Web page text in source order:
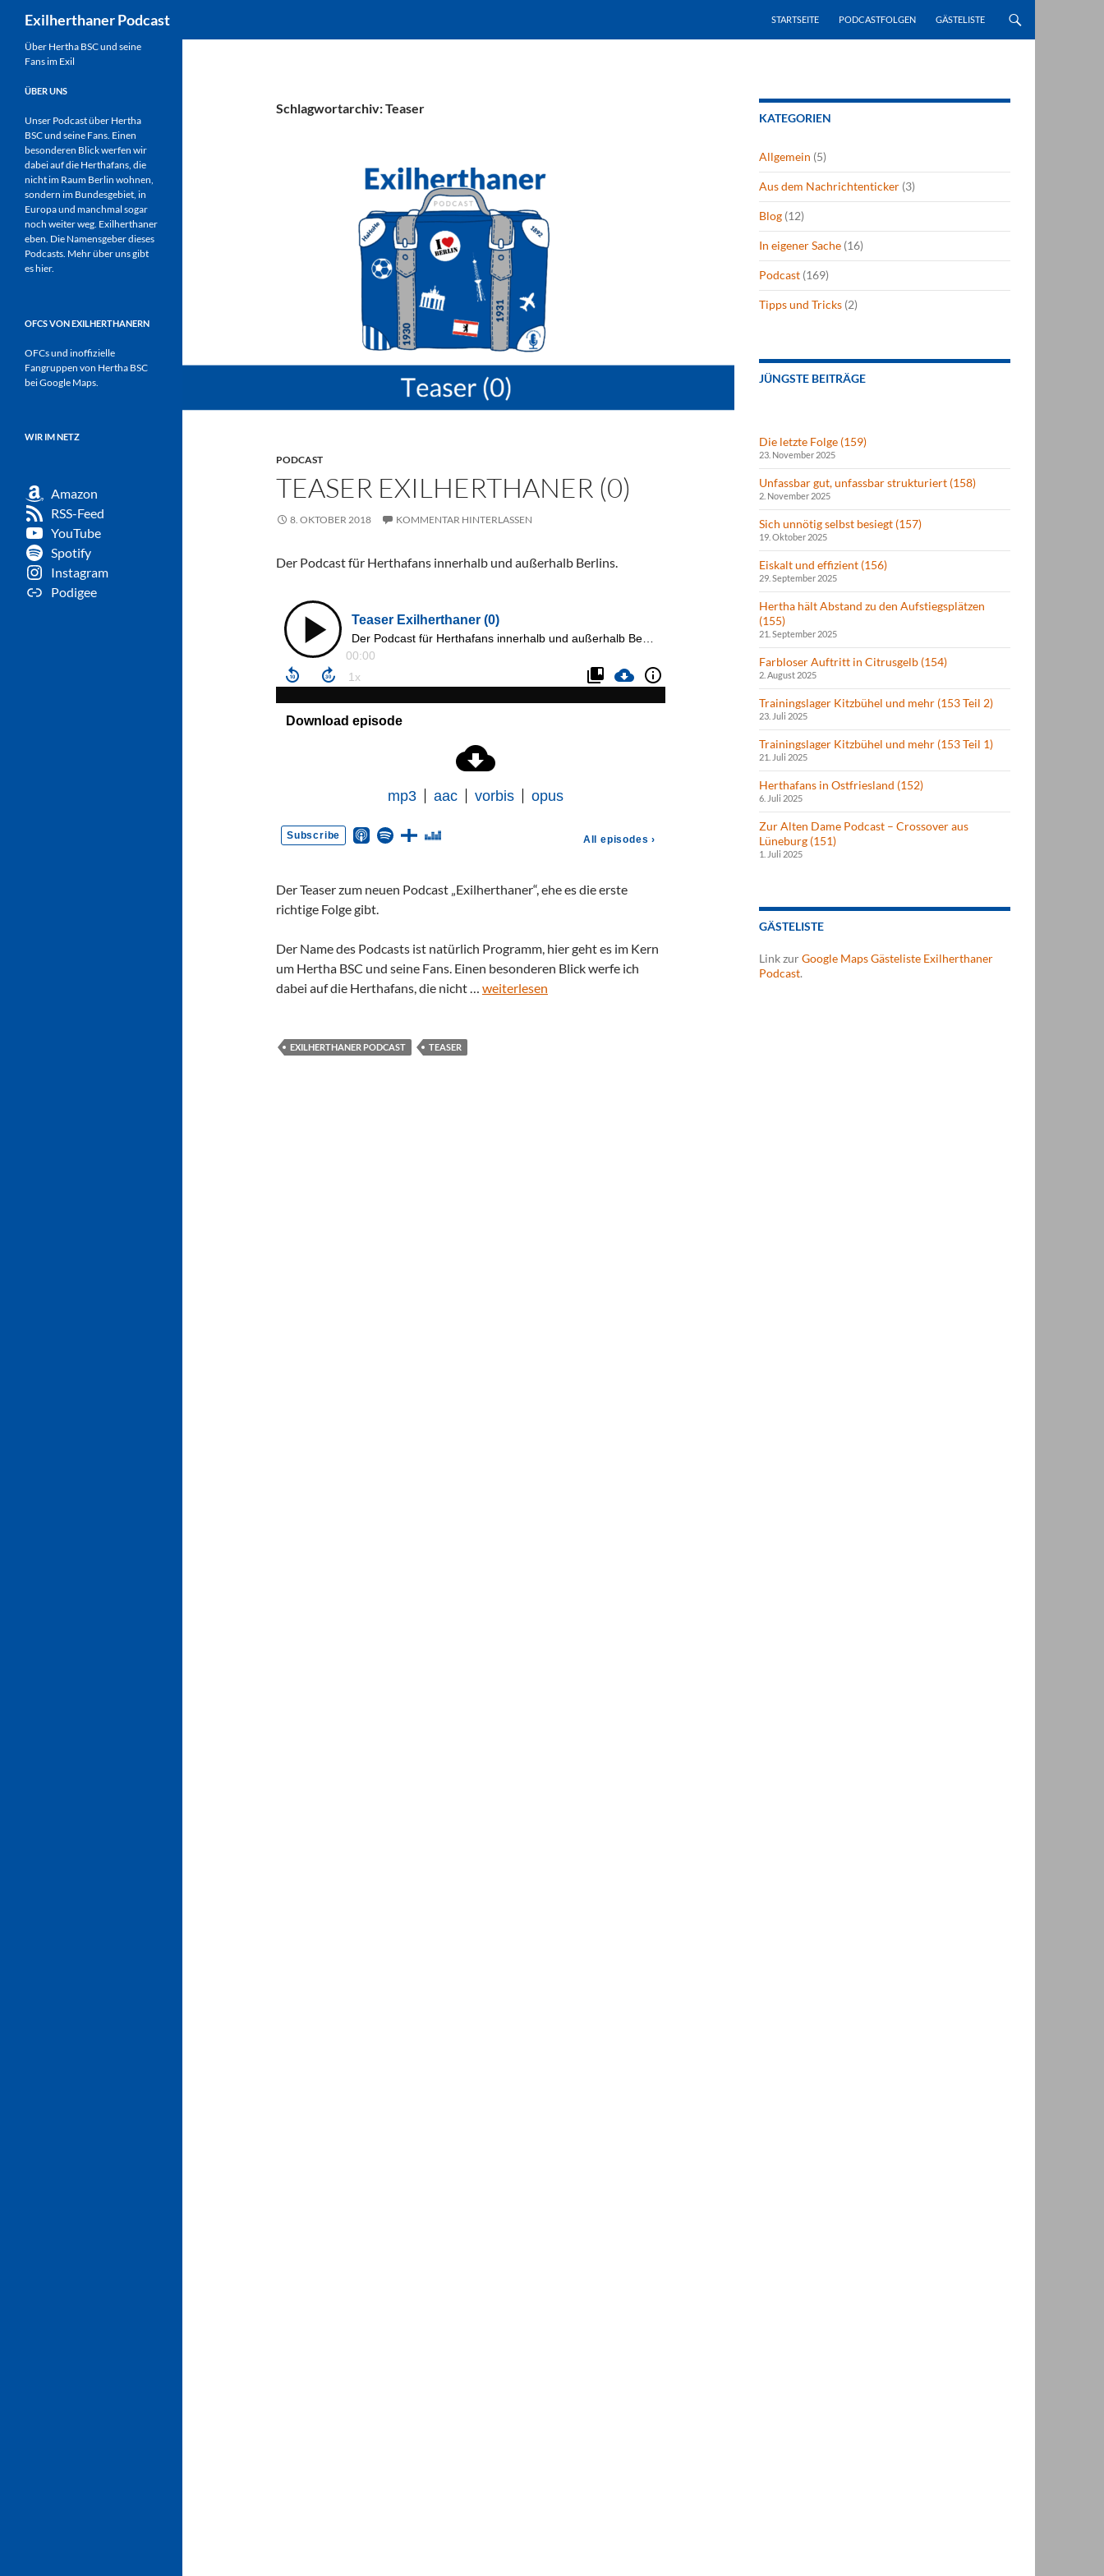
Inhalt
springen
Exilherthaner Podcast STARTSEITE PODCASTFOLGEN GÄSTELISTE
Schlagwortarchiv: Teaser
PODCAST
TEASER EXILHERTHANER (0)
8. OKTOBER 2018 KOMMENTAR HINTERLASSEN
Der Podcast für Herthafans innerhalb und außerhalb Berlins.
Der Teaser zum neuen Podcast „Exilherthaner“, ehe es die erste
richtige Folge gibt.
Der Name des Podcasts ist natürlich Programm, hier geht es im Kern
um Hertha BSC und seine Fans. Einen besonderen Blick werfe ich
dabei auf die Herthafans, die nicht … weiterlesen
EXILHERTHANER PODCAST TEASER
KATEGORIEN
Allgemein (5)
Aus dem Nachrichtenticker (3)
Blog (12)
In eigener Sache (16)
Podcast (169)
Tipps und Tricks (2)
JÜNGSTE BEITRÄGE
Die letzte Folge (159)
23. November 2025
Unfassbar gut, unfassbar strukturiert (158)
2. November 2025
Sich unnötig selbst besiegt (157)
19. Oktober 2025
Eiskalt und effizient (156)
29. September 2025
Hertha hält Abstand zu den Aufstiegsplätzen
(155)
21. September 2025
Farbloser Auftritt in Citrusgelb (154)
2. August 2025
Trainingslager Kitzbühel und mehr (153 Teil 2)
23. Juli 2025
Trainingslager Kitzbühel und mehr (153 Teil 1)
21. Juli 2025
Herthafans in Ostfriesland (152)
6. Juli 2025
Zur Alten Dame Podcast – Crossover aus
Lüneburg (151)
1. Juli 2025
GÄSTELISTE
Link zurGoogle Maps Gästeliste Exilherthaner
Podcast.
Über Hertha BSC und seine
Fans im Exil
ÜBER UNS
Unser Podcast über Hertha
BSC und seine Fans. Einen
besonderen Blick werfen wir
dabei auf die Herthafans, die
nicht im Raum Berlin wohnen,
sondern im Bundesgebiet, in
Europa und manchmal sogar
noch weiter weg. Exilherthaner
eben. Die Namensgeber dieses
Podcasts. Mehr über uns gibt
eshier.
OFCS VON EXILHERTHANERN
OFCs und inoffizielle
Fangruppen von Hertha BSC
bei Google Maps.
WIR IM NETZ
Amazon
RSS-Feed
YouTube
Spotify
Instagram
Podigee